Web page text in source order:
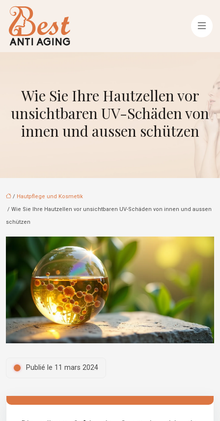
Wie Sie Ihre Hautzellen vor
unsichtbaren UV-Schäden von
innen und aussen schützen
/ Hautpflege und Kosmetik
/ Wie Sie Ihre Hautzellen vor unsichtbaren UV-Schäden von innen und aussen
schützen
Publié le 11 mars 2024